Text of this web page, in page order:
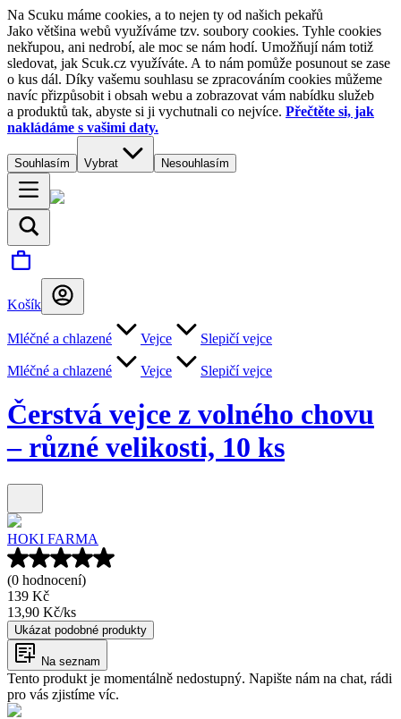
Na Scuku máme cookies, a to nejen ty od našich pekařů
Jako většina webů využíváme tzv. soubory cookies. Tyhle cookies
nekřupou, ani nedrobí, ale moc se nám hodí. Umožňují nám totiž
sledovat, jak Scuk.cz využíváte. A to nám pomůže posunout se zase
o kus dál. Díky vašemu souhlasu se zpracováním cookies můžeme
navíc přizpůsobit i obsah webu a zobrazovat vám nabídku služeb
a produktů tak, abyste si ji vychutnali co nejvíce. Přečtěte si, jak
nakládáme s vašimi daty.
Souhlasím Vybrat Nesouhlasím
Košík
Mléčné a chlazené Vejce Slepičí vejce
Mléčné a chlazené Vejce Slepičí vejce
Čerstvá vejce z volného chovu
– různé velikosti, 10 ks
HOKI FARMA
(0 hodnocení)
139 Kč
13,90 Kč/ks
Ukázat podobné produkty
Na seznam
Tento produkt je momentálně nedostupný. Napište nám na chat, rádi
pro vás zjistíme víc.